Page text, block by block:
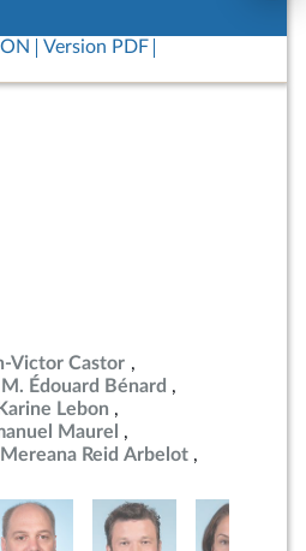
Version PDF
Victor Castor
M. Édouard Bénard
Lebon
Maurel
Reid Arbelot